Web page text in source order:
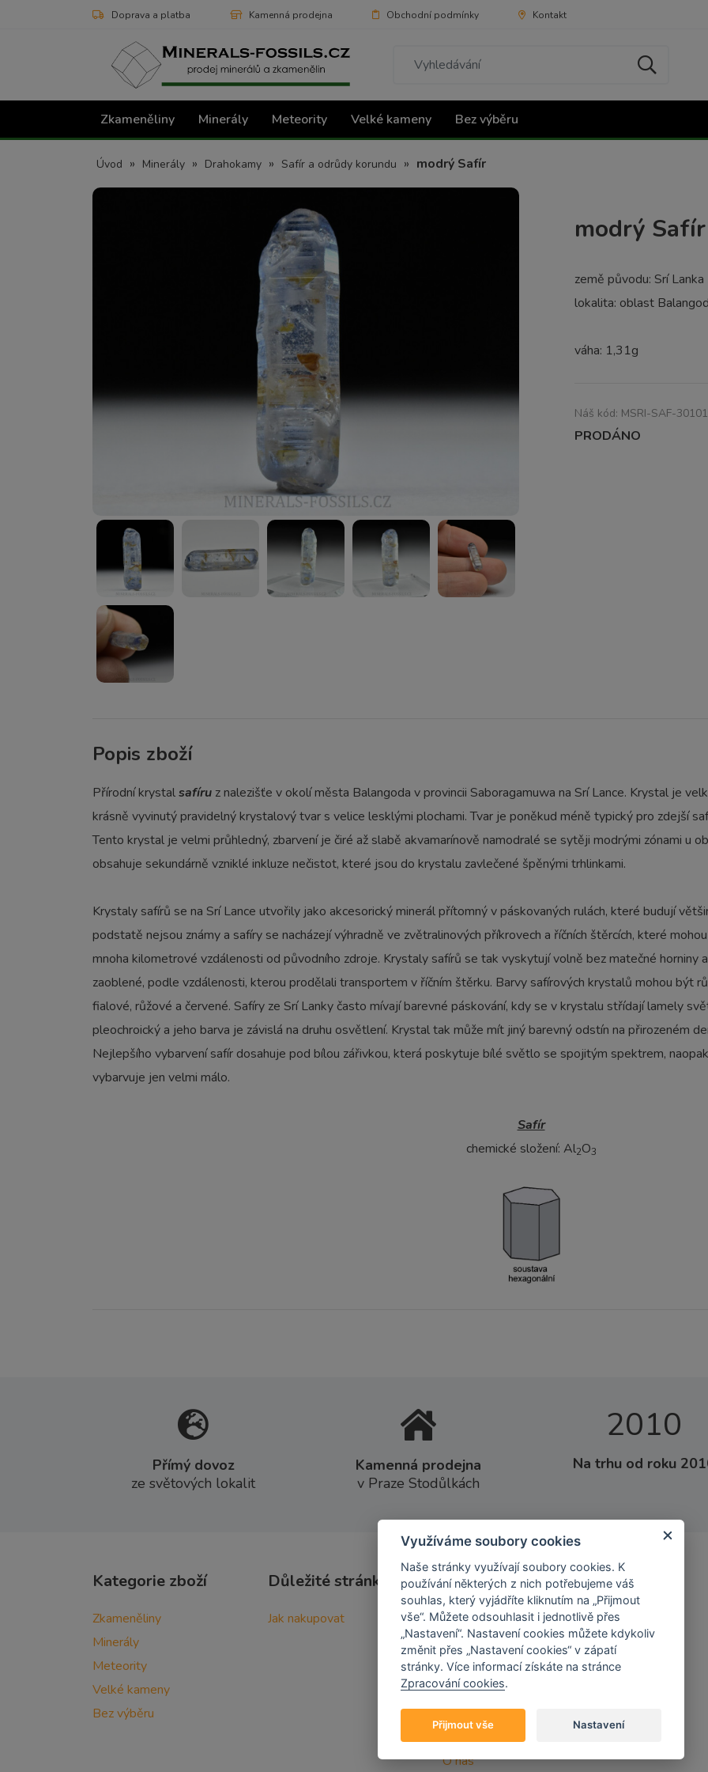
Doprava a platba Kamenná prodejna Obchodní podmínky Kontakt
Zkameněliny Minerály Meteority Velké kameny Bez výběru
Úvod » Minerály » Drahokamy » Safír a odrůdy korundu » modrý Safír
modrý Safír
země původu: Srí Lanka
lokalita: oblast
váha: 1,31g
Náš kód: MSRI-SAF-
PRODÁNO
Popis zboží
Přírodní krystalsafíru z nalezišťe v okolí města Balangoda v provincii Saboragamuwa na Srí Lance. Krystal je
krásně vyvinutý pravidelný krystalový tvar s velice lesklými plochami. Tvar je poněkud méně typický pro zdejší
Tento krystal je velmi průhledný, zbarvení je čiré až slabě akvamarínově namodralé se sytěji modrými zónami u
obsahuje sekundárně vzniklé inkluze nečistot, které jsou do krystalu zavlečené špěnými trhlinkami.
Krystaly safírů se na Srí Lance utvořily jako akcesorický minerál přítomný v páskovaných rulách, které budují
podstatě nejsou známy a safíry se nacházejí výhradně ve zvětralinových příkrovech a říčních štěrcích, které
mnoha kilometrové vzdálenosti od původního zdroje. Krystaly safírů se tak vyskytují volně bez matečné horniny
zaoblené, podle vzdálenosti, kterou prodělali transportem v říčním štěrku. Barvy safírových krystalů mohou být
fialové, růžové a červené. Safíry ze Srí Lanky často mívají barevné páskování, kdy se v krystalu střídají lamely
pleochroický a jeho barva je závislá na druhu osvětlení. Krystal tak může mít jiný barevný odstín na přirozeném
Nejlepšího vybarvení safír dosahuje pod bílou zářivkou, která poskytuje bílé světlo se spojitým spektrem,
vybarvuje jen velmi málo.
Safír
chemické složení: Al2O3
Přímý dovoz
ze světových lokalit
Kamenná prodejna
v Praze Stodůlkách
2010
Na trhu od roku
Kategorie zboží
Zkameněliny
Minerály
Meteority
Velké kameny
Bez výběru
Důležité stránky
Jak nakupovat
Obchodní informace
Kontakt
Obchodní podmínky
Doprava a platba
Informace o zpracování
osobních údajů
Kamenná prodejna
O nás
Využíváme soubory cookies
Naše stránky využívají soubory cookies. K
používání některých z nich potřebujeme váš
souhlas, který vyjádříte kliknutím na „Přijmout
vše“. Můžete odsouhlasit i jednotlivě přes
„Nastavení“. Nastavení cookies můžete kdykoliv
změnit přes „Nastavení cookies“ v zápatí
stránky. Více informací získáte na stránce
Zpracování cookies.
Přijmout vše Nastavení